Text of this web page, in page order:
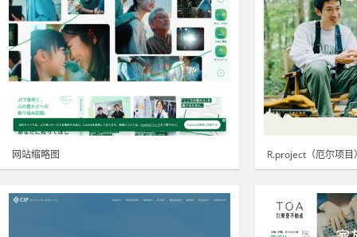
网站缩略图 R.project（厄尔项目